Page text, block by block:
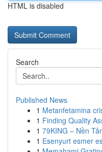
HTML is disabled
Search
Published News
1 Metanfetamina
1 Finding Quality
1 79KING – Nền
1 Esenyurt esmer